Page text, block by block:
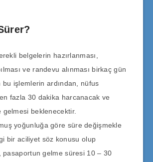
belgelerin hazırlanması,
ve randevu alınması birkaç gün
işlemlerin ardından, nüfus
fazla 30 dakika harcanacak ve
gelmesi beklenecektir.
yoğunluğa göre süre değişmekle
bir aciliyet söz konusu olup
pasaportun gelme süresi 10 – 30